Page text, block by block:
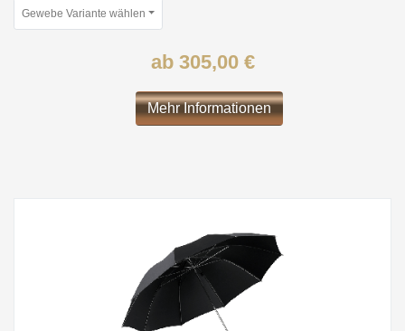
Gewebe Variante wählen
ab 305,00 €
Mehr Informationen